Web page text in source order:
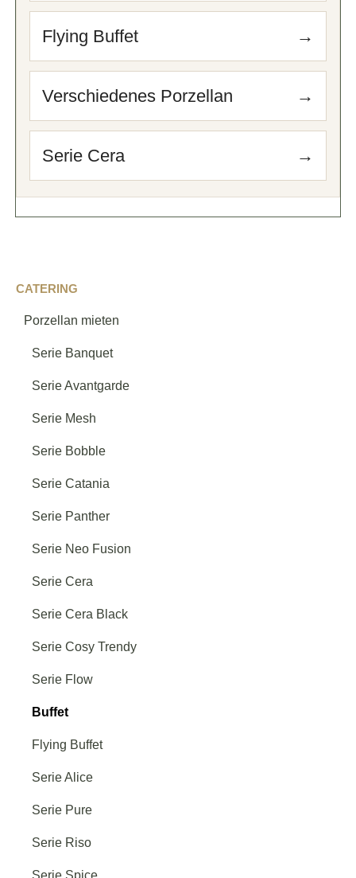
Flying Buffet →
Verschiedenes Porzellan →
Serie Cera →
CATERING
Porzellan mieten
Serie Banquet
Serie Avantgarde
Serie Mesh
Serie Bobble
Serie Catania
Serie Panther
Serie Neo Fusion
Serie Cera
Serie Cera Black
Serie Cosy Trendy
Serie Flow
Buffet
Flying Buffet
Serie Alice
Serie Pure
Serie Riso
Serie Spice